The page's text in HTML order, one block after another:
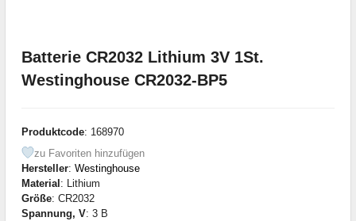
Batterie CR2032 Lithium 3V 1St.
Westinghouse CR2032-BP5
Produktcode: 168970
zu Favoriten hinzufügen
Hersteller: Westinghouse
Material: Lithium
Größe: CR2032
Spannung, V: 3 В